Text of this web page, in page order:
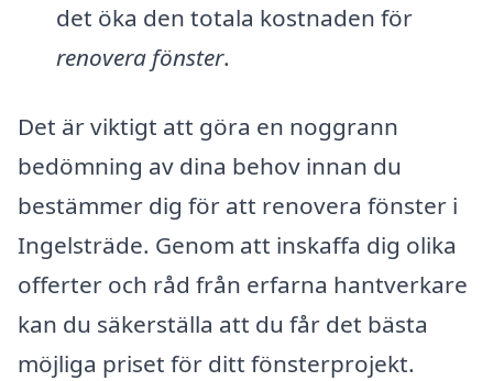
det öka den totala kostnaden för
renovera fönster.
Det är viktigt att göra en noggrann
bedömning av dina behov innan du
bestämmer dig för att renovera fönster i
Ingelsträde. Genom att inskaffa dig olika
offerter och råd från erfarna hantverkare
kan du säkerställa att du får det bästa
möjliga priset för ditt fönsterprojekt.